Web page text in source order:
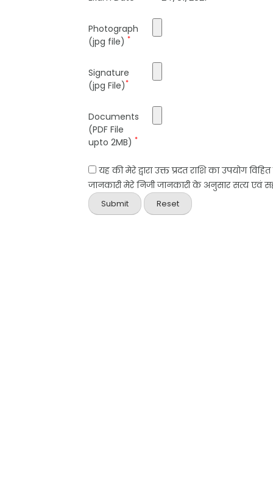
Photograph
(jpg file) *
Signature
(jpg File)*
Documents
(PDF File
upto 2MB) *
यह की मेरे द्वारा उक्त प्रदत राशि का उपयोग
जानकारी मेरे निजी जानकारी के अनुसार सत्य एवं